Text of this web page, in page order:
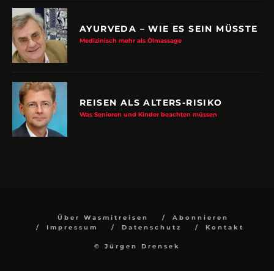
AYURVEDA – WIE ES SEIN MÜSSTE
Medizinisch mehr als Ölmassage
REISEN ALS ALTERS-RISIKO
Was Senioren und Kinder beachten müssen
Über Wasmitreisen
Abonnieren
Impressum
Datenschutz Kontakt
© Jürgen Drensek